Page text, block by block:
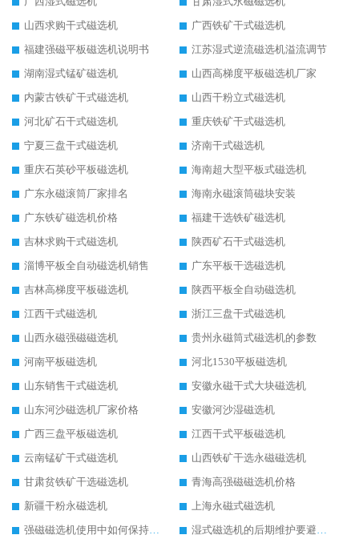
山西求购干式磁选机
广西铁矿干式磁选机
福建强磁平板磁选机说明书
江苏湿式逆流磁选机溢流调节
湖南湿式锰矿磁选机
山西高梯度平板磁选机厂家
内蒙古铁矿干式磁选机
山西干粉立式磁选机
河北矿石干式磁选机
重庆铁矿干式磁选机
宁夏三盘干式磁选机
济南干式磁选机
重庆石英砂平板磁选机
海南超大型平板式磁选机
广东永磁滚筒厂家排名
海南永磁滚筒磁块安装
广东铁矿磁选机价格
福建干选铁矿磁选机
吉林求购干式磁选机
陕西矿石干式磁选机
淄博平板全自动磁选机销售
广东平板干选磁选机
吉林高梯度平板磁选机
陕西平板全自动磁选机
江西干式磁选机
浙江三盘干式磁选机
山西永磁强磁磁选机
贵州永磁筒式磁选机的参数
河南平板磁选机
河北1530平板磁选机
山东销售干式磁选机
安徽永磁干式大块磁选机
山东河沙磁选机厂家价格
安徽河沙湿磁选机
广西三盘平板磁选机
江西干式平板磁选机
云南锰矿干式磁选机
山西铁矿干选永磁磁选机
甘肃贫铁矿干选磁选机
青海高强磁磁选机价格
新疆干粉永磁选机
上海永磁式磁选机
强磁磁选机使用中如何保持其顺畅运行
湿式磁选机的后期维护要避开哪些坑